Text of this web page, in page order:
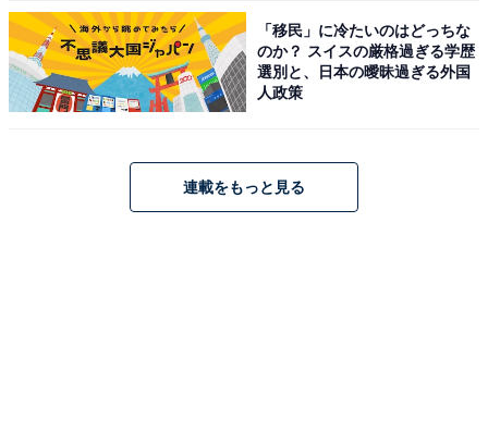
「移民」に冷たいのはどっちな
のか？ スイスの厳格過ぎる学歴
選別と、日本の曖昧過ぎる外国
人政策
連載をもっと見る